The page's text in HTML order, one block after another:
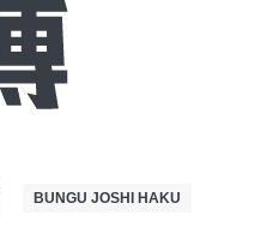
BUNGU JOSHI HAKU